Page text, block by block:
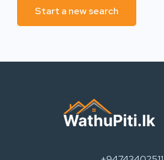
Start a new search